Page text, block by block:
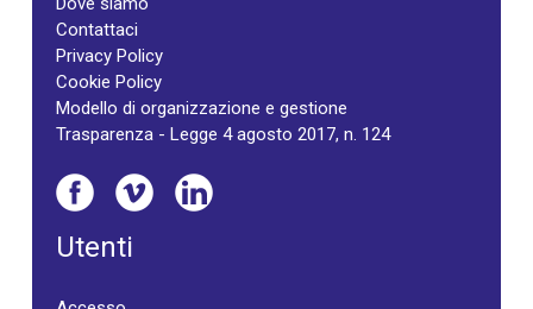
Contattaci
Privacy Policy
Cookie Policy
Modello di organizzazione e gestione
Trasparenza - Legge 4 agosto 2017, n. 124
Utenti